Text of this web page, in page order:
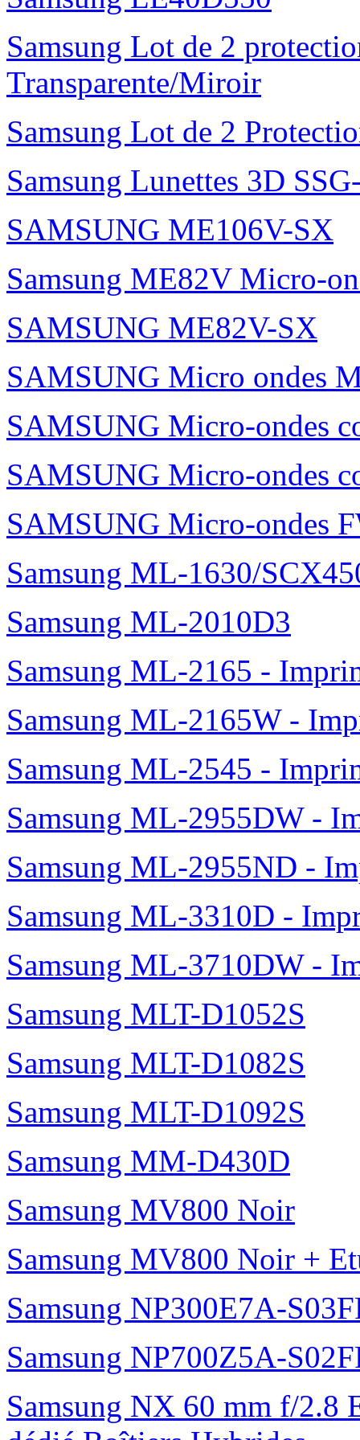
Samsung Lot de 2
Transparente/Miroir
Samsung Lot de 2
Samsung Lunettes 3D
SAMSUNG ME106V-SX
Samsung ME82V Micro-
SAMSUNG ME82V-SX
SAMSUNG Micro ondes
SAMSUNG Micro-ondes
SAMSUNG Micro-ondes
SAMSUNG Micro-ondes
Samsung ML-1630/
Samsung ML-2010D3
Samsung ML-2165 -
Samsung ML-2165W -
Samsung ML-2545 -
Samsung ML-2955DW -
Samsung ML-2955ND -
Samsung ML-3310D -
Samsung ML-3710DW -
Samsung MLT-D1052S
Samsung MLT-D1082S
Samsung MLT-D1092S
Samsung MM-D430D
Samsung MV800 Noir
Samsung MV800 Noir +
Samsung NP300E7A-
Samsung NP700Z5A-
Samsung NX 60 mm f/2.8